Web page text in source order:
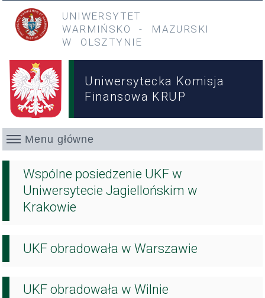
Przejdź do treści
Przejdź do menu głównego
UNIWERSYTET
WARMIŃSKO
- MAZURSKI
W OLSZTYNIE
Uniwersytecka Komisja
Finansowa KRUP
Menu główne
Aktualności
Wspólne posiedzenie UKF w
Uniwersytecie Jagiellońskim w
Krakowie
UKF obradowała w Warszawie
UKF obradowała w Wilnie